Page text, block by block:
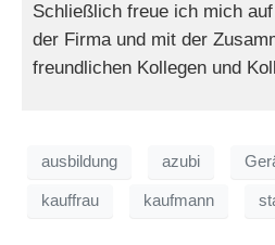
Schließlich freue ich mich
der Firma und mit der
freundlichen Kollegen und
ausbildung azubi
kauffrau kaufmann